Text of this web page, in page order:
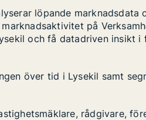
löpande marknadsdata
på
och få datadriven insikt
över tid i Lysekil samt
rådgivare,